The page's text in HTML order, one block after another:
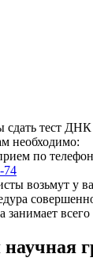
сдать тест
необходимо:
по
74
возьмут у
занимает